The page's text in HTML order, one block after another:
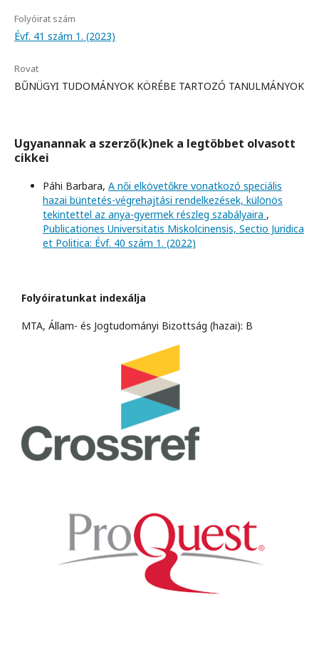
Folyóirat szám
Évf. 41 szám 1. (2023)
Rovat
BŰNÜGYI TUDOMÁNYOK KÖRÉBE TARTOZÓ TANULMÁNYOK
Ugyanannak a szerző(k)nek a legtöbbet olvasott
cikkei
Páhi Barbara, A női elkövetőkre vonatkozó speciális
hazai büntetés-végrehajtási rendelkezések, különös
tekintettel az anya-gyermek részleg szabályaira ,
Publicationes Universitatis Miskolcinensis, Sectio Juridica
et Politica: Évf. 40 szám 1. (2022)
Folyóiratunkat indexálja
MTA, Állam- és Jogtudományi Bizottság (hazai): B